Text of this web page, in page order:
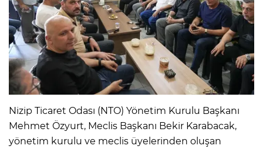
Nizip Ticaret Odası (NTO) Yönetim Kurulu Başkanı
Mehmet Özyurt, Meclis Başkanı Bekir Karabacak,
yönetim kurulu ve meclis üyelerinden oluşan